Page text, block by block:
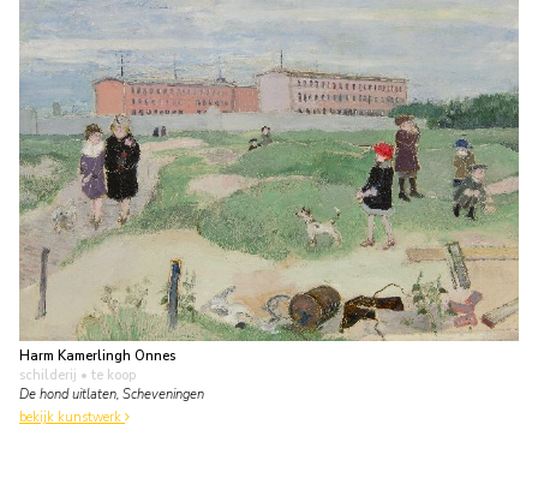
Harm Kamerlingh Onnes
schilderij • te koop
De hond uitlaten, Scheveningen
bekijk kunstwerk